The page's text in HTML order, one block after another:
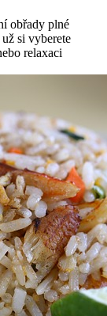
obřady plné
si vyberete
relaxaci